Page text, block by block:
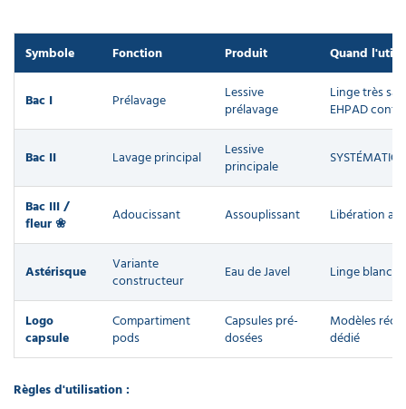
Symbole Fonction Produit Quand
Bac I Prélavage
Lessive
prélavage
Linge très
EHPAD
Bac II Lavage principal
Lessive
principale
Bac III /
fleur ❀
Adoucissant Assouplissant Libération
Astérisque
Variante
constructeur
Eau de Javel Linge blanc
Logo
capsule
Compartiment
pods
Capsules pré-
dosées
Modèles
dédié
Règles d'utilisation :